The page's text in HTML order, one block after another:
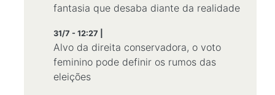
fantasia que desaba diante da realidade
31/7 - 12:27 |
Alvo da direita conservadora, o voto
feminino pode definir os rumos das
eleições